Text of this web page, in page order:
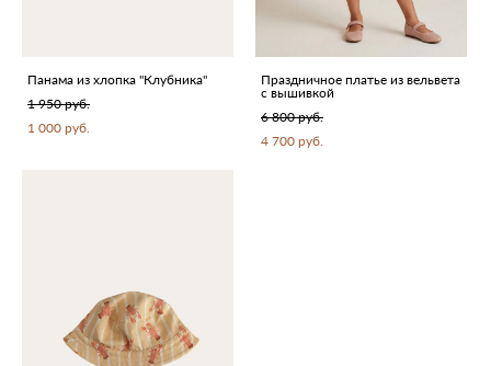
Панама из хлопка "Клубника"
1 950 pуб.
1 000 pуб.
Праздничное платье из вельвета
с вышивкой
6 800 pуб.
4 700 pуб.